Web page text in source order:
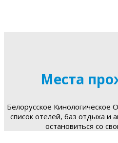
Места
Белорусское Кинологическое
список отелей, баз отдыха и
остановиться со